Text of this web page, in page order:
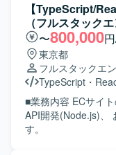
【TypeScript/
（フルスタック
〜800,000
東京都
フルスタックエ
TypeScript ・
■業務内容 ECサイ
API開発(Node.js)、
す。